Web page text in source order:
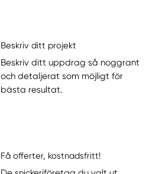
Beskriv ditt projekt
Beskriv ditt uppdrag så noggrant
och detaljerat som möjligt för
bästa resultat.
Få offerter, kostnadsfritt!